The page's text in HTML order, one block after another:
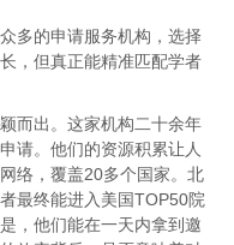
多的申请服务机构，选择
，但真正能精准匹配学者
而出。这家机构二十余年
请。他们的资源积累让人
络，覆盖20多个国家。北
最终能进入美国TOP50院
，他们能在一天内拿到邀